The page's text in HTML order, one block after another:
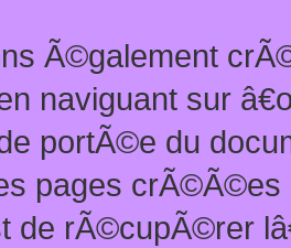
Ã©galement
naviguant sur
portÃ©e du
pages
de rÃ©cupÃ©rer